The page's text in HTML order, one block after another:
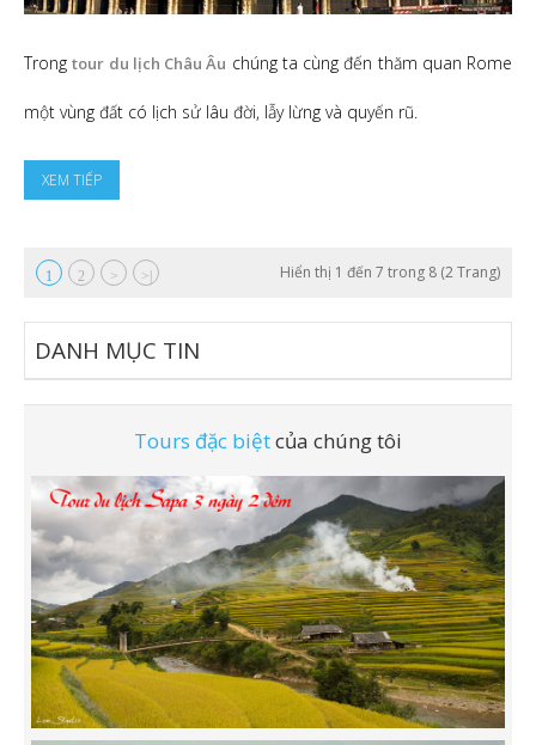
Trongtour du lịch Châu Âu chúng ta cùng đến thăm quan Rome
một vùng đất có lịch sử lâu đời, lẫy lừng và quyến rũ.
XEM TIẾP
1 2 > >| Hiển thị 1 đến 7 trong 8 (2 Trang)
DANH MỤC TIN
Tours đặc biệtcủa chúng tôi